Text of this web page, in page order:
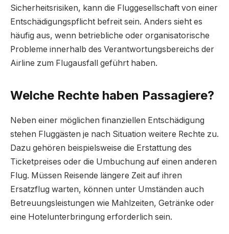
Sicherheitsrisiken, kann die Fluggesellschaft von einer
Entschädigungspflicht befreit sein. Anders sieht es
häufig aus, wenn betriebliche oder organisatorische
Probleme innerhalb des Verantwortungsbereichs der
Airline zum Flugausfall geführt haben.
Welche Rechte haben Passagiere?
Neben einer möglichen finanziellen Entschädigung
stehen Fluggästen je nach Situation weitere Rechte zu.
Dazu gehören beispielsweise die Erstattung des
Ticketpreises oder die Umbuchung auf einen anderen
Flug. Müssen Reisende längere Zeit auf ihren
Ersatzflug warten, können unter Umständen auch
Betreuungsleistungen wie Mahlzeiten, Getränke oder
eine Hotelunterbringung erforderlich sein.